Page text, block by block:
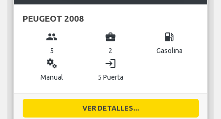
PEUGEOT 2008
group
5
business_center
2
local_gas_station
Gasolina
miscellaneous_services
Manual
login
5 Puerta
VER DETALLES...